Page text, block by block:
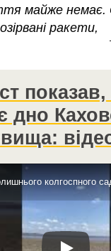
майже немає.
ракети,
показав,
дно